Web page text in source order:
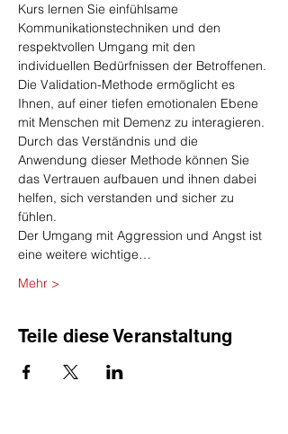
Kurs lernen Sie einfühlsame
Kommunikationstechniken und den
respektvollen Umgang mit den
individuellen Bedürfnissen der Betroffenen.
Die Validation-Methode ermöglicht es
Ihnen, auf einer tiefen emotionalen Ebene
mit Menschen mit Demenz zu interagieren.
Durch das Verständnis und die
Anwendung dieser Methode können Sie
das Vertrauen aufbauen und ihnen dabei
helfen, sich verstanden und sicher zu
fühlen.
Der Umgang mit Aggression und Angst ist
eine weitere wichtige…
Mehr >
Teile diese Veranstaltung